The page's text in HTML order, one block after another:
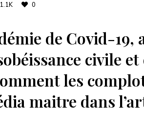
1.1K 0
de Covid-19,
civile
les
maitre dans